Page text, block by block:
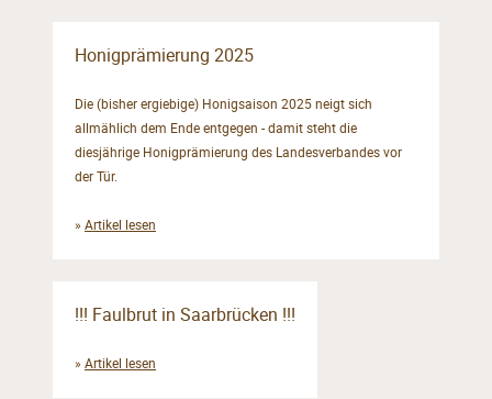
Honigprämierung 2025
Die (bisher ergiebige) Honigsaison 2025 neigt sich
allmählich dem Ende entgegen - damit steht die
diesjährige Honigprämierung des Landesverbandes vor
der Tür.
» Artikel lesen
!!! Faulbrut in Saarbrücken !!!
» Artikel lesen